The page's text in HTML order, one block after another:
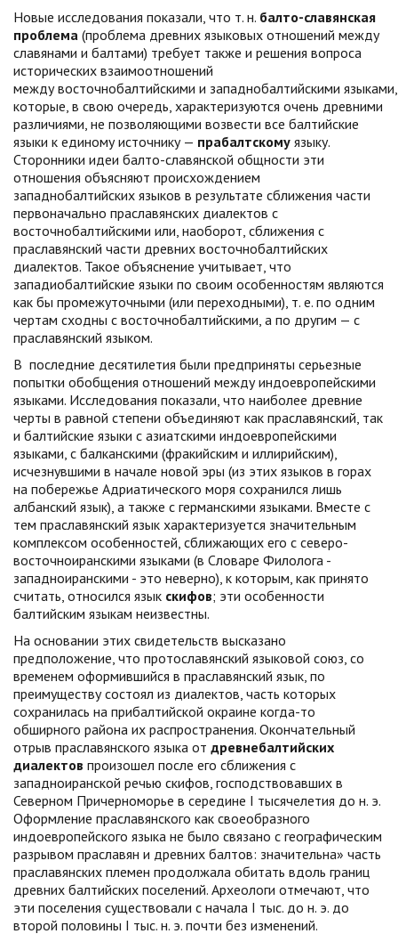
Новые исследования показали, что т. н. балто-славянская
проблема (проблема древних языковых отношений между
славянами и балтами) требует также и решения вопроса
исторических взаимоотношений
между восточнобалтийскими и западнобалтийскими языками,
которые, в свою очередь, характеризуются очень древними
различиями, не позволяющими возвести все балтийские
языки к единому источнику — прабалтскому языку.
Сторонники идеи балто-славянской общности эти
отношения объясняют происхождением
западнобалтийских языков в результате сближения части
первоначально праславянских диалектов с
восточнобалтийскими или, наоборот, сближения с
праславянский части древних восточнобалтийских
диалектов. Такое объяснение учитывает, что
западиобалтийские языки по своим особенностям являются
как бы промежуточными (или переходными), т. е. по одним
чертам сходны с восточнобалтийскими, а по другим — с
праславянский языком.
В последние десятилетия были предприняты серьезные
попытки обобщения отношений между индоевропейскими
языками. Исследования показали, что наиболее древние
черты в равной степени объединяют как праславянский, так
и балтийские языки с азиатскими индоевропейскими
языками, с балканскими (фракийским и иллирийским),
исчезнувшими в начале новой эры (из этих языков в горах
на побережье Адриатического моря сохранился лишь
албанский язык), а также с германскими языками. Вместе с
тем праславянский язык характеризуется значительным
комплексом особенностей, сближающих его с северо-
восточноиранскими языками (в Словаре Филолога -
западноиранскими - это неверно), к которым, как принято
считать, относился язык скифов; эти особенности
балтийским языкам неизвестны.
На основании этих свидетельств высказано
предположение, что протославянский языковой союз, со
временем оформившийся в праславянский язык, по
преимуществу состоял из диалектов, часть которых
сохранилась на прибалтийской окраине когда-то
обширного района их распространения. Окончательный
отрыв праславянского языка от древнебалтийских
диалектов произошел после его сближения с
западноиранской речью скифов, господствовавших в
Северном Причерноморье в середине I тысячелетия до н. э.
Оформление праславянского как своеобразного
индоевропейского языка не было связано с географическим
разрывом праславян и древних балтов: значительна» часть
праславянских племен продолжала обитать вдоль границ
древних балтийских поселений. Археологи отмечают, что
эти поселения существовали с начала I тыс. до н. э. до
второй половины I тыс. н. э. почти без изменений.